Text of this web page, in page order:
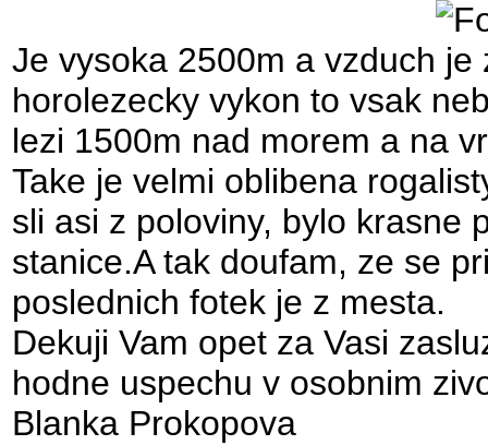
Je vysoka 2500m a vzduch
horolezecky vykon to vsak
lezi 1500m nad morem a na
Take je velmi oblibena
sli asi z poloviny, bylo krasne
stanice.A tak doufam, ze se
poslednich fotek je z mesta.
Dekuji Vam opet za Vasi
hodne uspechu v osobnim
Blanka Prokopova